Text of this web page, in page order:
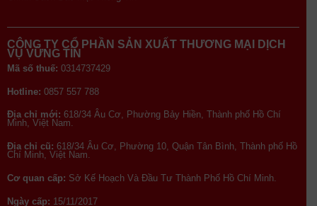
CÔNG TY CỔ PHẦN SẢN XUẤT THƯƠNG MẠI DỊCH
VỤ VỮNG TÍN
Mã số thuế: 0314737429
Hotline: 0857 557 788
Địa chỉ mới: 618/34 Âu Cơ, Phường Bảy Hiền, Thành phố Hồ Chí
Minh, Việt Nam.
Địa chỉ cũ: 618/34 Âu Cơ, Phường 10, Quận Tân Bình, Thành phố Hồ
Chí Minh, Việt Nam.
Cơ quan cấp: Sở Kế Hoạch Và Đầu Tư Thành Phố Hồ Chí Minh.
Ngày cấp: 15/11/2017